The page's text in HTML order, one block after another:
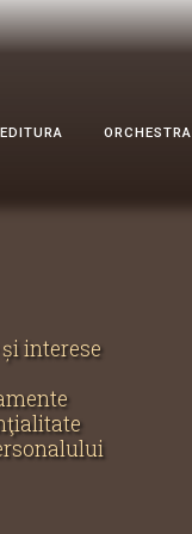
EDITURA ORCHESTRA
interese